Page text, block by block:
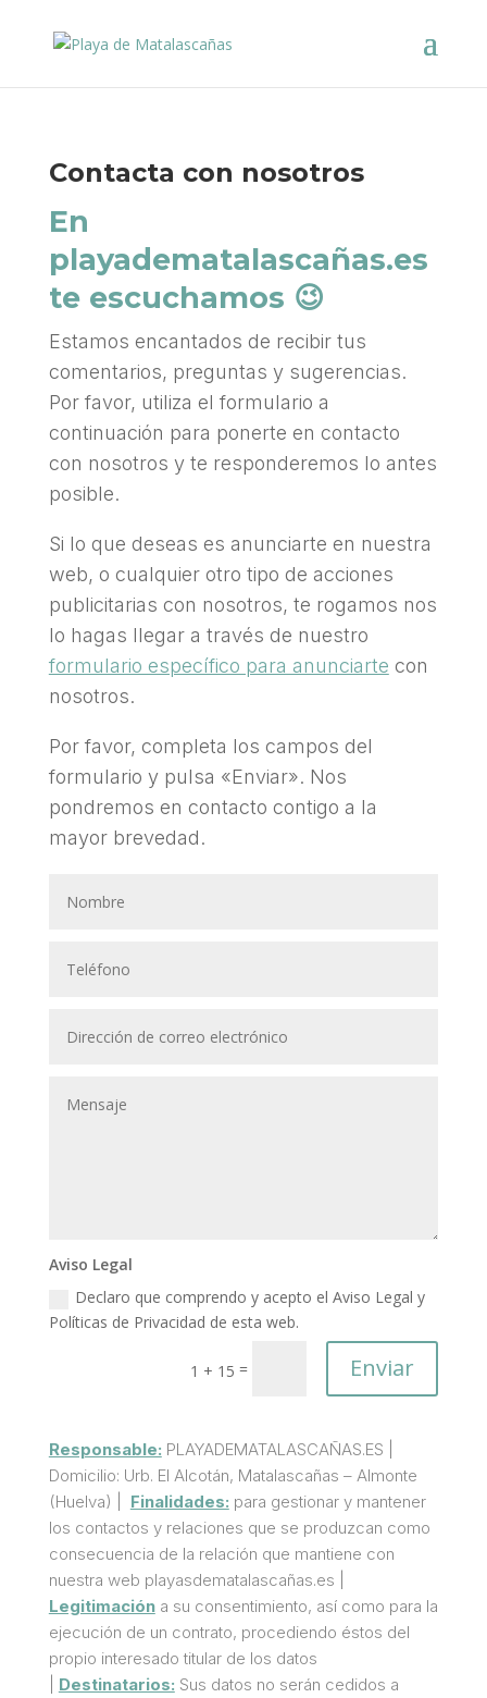
Contacta con nosotros
En
playadematalascañas.es
te escuchamos 😉
Estamos encantados de recibir tus
comentarios, preguntas y sugerencias.
Por favor, utiliza el formulario a
continuación para ponerte en contacto
con nosotros y te responderemos lo antes
posible.
Si lo que deseas es anunciarte en nuestra
web, o cualquier otro tipo de acciones
publicitarias con nosotros, te rogamos nos
lo hagas llegar a través de nuestro
formulario específico para anunciarte con
nosotros.
Por favor, completa los campos del
formulario y pulsa «Enviar». Nos
pondremos en contacto contigo a la
mayor brevedad.
Aviso Legal
Declaro que comprendo y acepto el Aviso Legal y
Políticas de Privacidad de esta web.
1 + 15 = Enviar
Responsable: PLAYADEMATALASCAÑAS.ES |
Domicilio: Urb. El Alcotán, Matalascañas – Almonte
(Huelva) | Finalidades: para gestionar y mantener
los contactos y relaciones que se produzcan como
consecuencia de la relación que mantiene con
nuestra web playasdematalascañas.es |
Legitimacióna su consentimiento, así como para la
ejecución de un contrato, procediendo éstos del
propio interesado titular de los datos
Destinatarios: Sus datos no serán cedidos a